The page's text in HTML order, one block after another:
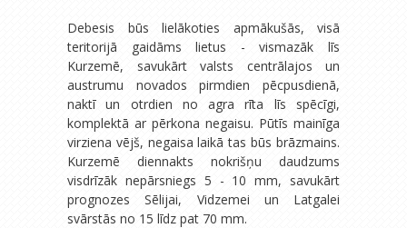
Debesis būs lielākoties apmākušās, visā
teritorijā gaidāms lietus - vismazāk līs
Kurzemē, savukārt valsts centrālajos un
austrumu novados pirmdien pēcpusdienā,
naktī un otrdien no agra rīta līs spēcīgi,
komplektā ar pērkona negaisu. Pūtīs mainīga
virziena vējš, negaisa laikā tas būs brāzmains.
Kurzemē diennakts nokrišņu daudzums
visdrīzāk nepārsniegs 5 - 10 mm, savukārt
prognozes Sēlijai, Vidzemei un Latgalei
svārstās no 15 līdz pat 70 mm.